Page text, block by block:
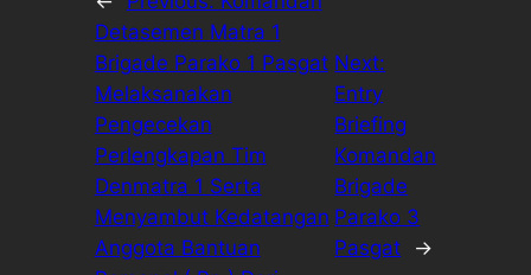
Detasemen Matra 1
Brigade Parako 1 Pasgat
Melaksanakan
Pengecekan
Perlengkapan Tim
Denmatra 1 Serta
Menyambut Kedatangan
Anggota Bantuan
Next:
Entry
Briefing
Komandan
Brigade
Parako 3
Pasgat
→